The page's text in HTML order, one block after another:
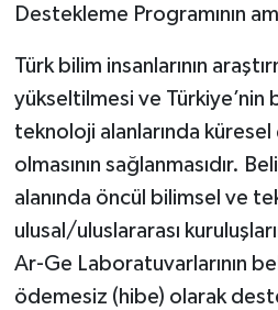
Destekleme Programının
Türk bilim insanlarının
yükseltilmesi ve Türkiye’nin
teknoloji alanlarında
olmasının sağlanmasıdır.
alanında öncül bilimsel ve
ulusal/uluslararası
Ar-Ge Laboratuvarlarının
ödemesiz (hibe) olarak